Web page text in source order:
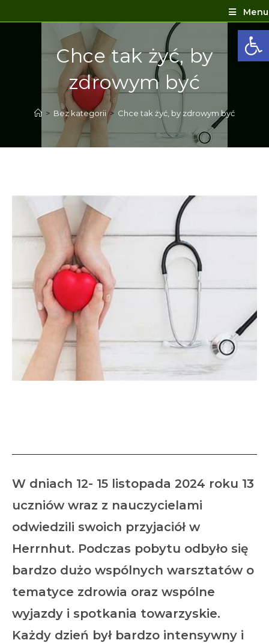
Menu
Chce tak żyć, by
zdrowym być
> Bez kategorii > Chce tak żyć, by zdrowym być
W dniach 12- 15 listopada 2024 roku 13
uczniów wraz z nauczycielami
odwiedzili swoich przyjaciół w
Herrnhut. Podczas pobytu odbyło się
bardzo dużo wspólnych warsztatów o
tematyce zdrowia oraz wspólne
wyjazdy i spotkania towarzyskie.
Każdy dzień był bardzo intensywny i